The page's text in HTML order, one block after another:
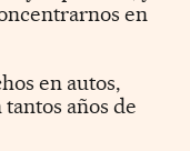
en
en autos,
años de